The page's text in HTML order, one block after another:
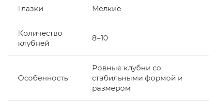
Глазки Мелкие
Количество
клубней
8–10
Особенность
Ровные клубни со
стабильными формой и
размером